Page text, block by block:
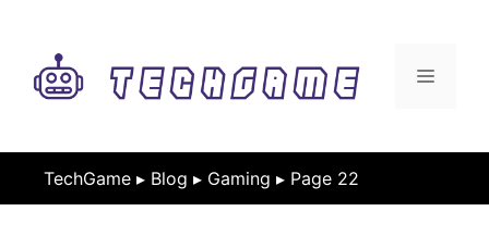
contenu
MENU
TechGame ▸ Blog ▸ Gaming ▸ Page 22